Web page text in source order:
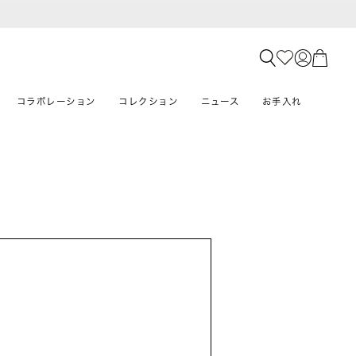
コラボレーション コレクション ニュース お手入れ